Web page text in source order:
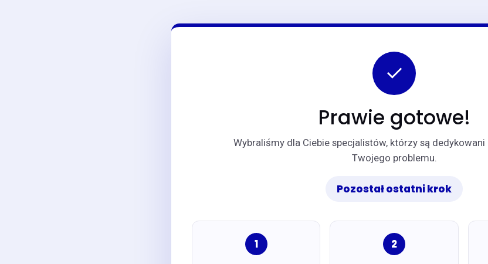
✓
Prawie gotowe!
Wybraliśmy dla Ciebie specjalistów, którzy są
Twojego problemu.
Pozostał ostatni krok
1 2